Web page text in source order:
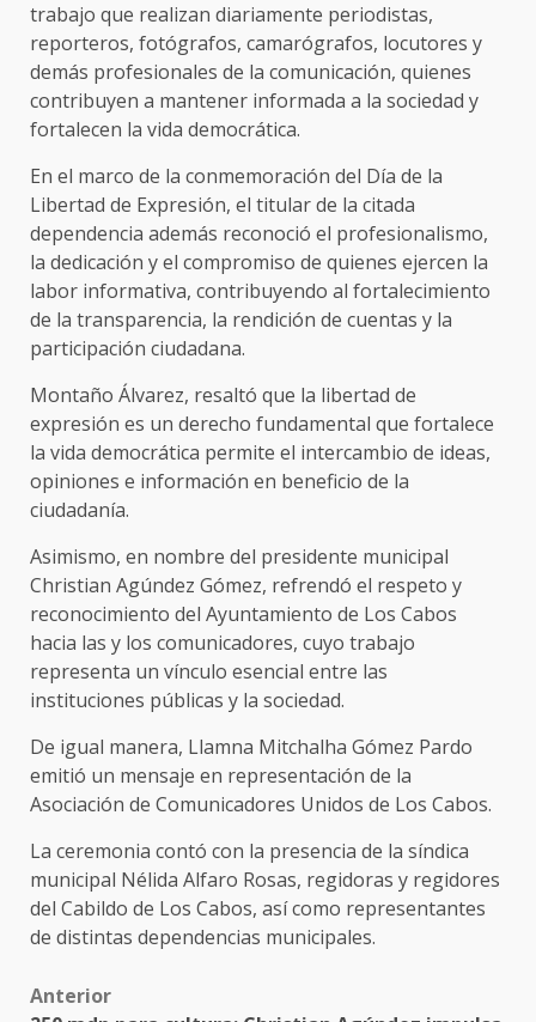
trabajo que realizan diariamente periodistas,
reporteros, fotógrafos, camarógrafos, locutores y
demás profesionales de la comunicación, quienes
contribuyen a mantener informada a la sociedad y
fortalecen la vida democrática.
En el marco de la conmemoración del Día de la
Libertad de Expresión, el titular de la citada
dependencia además reconoció el profesionalismo,
la dedicación y el compromiso de quienes ejercen la
labor informativa, contribuyendo al fortalecimiento
de la transparencia, la rendición de cuentas y la
participación ciudadana.
Montaño Álvarez, resaltó que la libertad de
expresión es un derecho fundamental que fortalece
la vida democrática permite el intercambio de ideas,
opiniones e información en beneficio de la
ciudadanía.
Asimismo, en nombre del presidente municipal
Christian Agúndez Gómez, refrendó el respeto y
reconocimiento del Ayuntamiento de Los Cabos
hacia las y los comunicadores, cuyo trabajo
representa un vínculo esencial entre las
instituciones públicas y la sociedad.
De igual manera, Llamna Mitchalha Gómez Pardo
emitió un mensaje en representación de la
Asociación de Comunicadores Unidos de Los Cabos.
La ceremonia contó con la presencia de la síndica
municipal Nélida Alfaro Rosas, regidoras y regidores
del Cabildo de Los Cabos, así como representantes
de distintas dependencias municipales.
Post
Anterior